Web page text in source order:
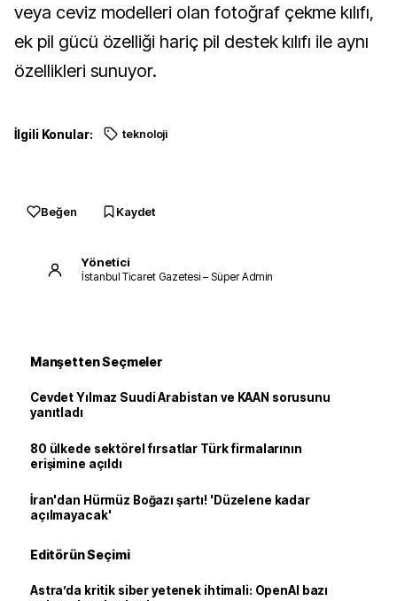
veya ceviz modelleri olan fotoğraf çekme kılıfı,
ek pil gücü özelliği hariç pil destek kılıfı ile aynı
özellikleri sunuyor.
İlgili Konular: teknoloji
Beğen Kaydet
Yönetici
İstanbul Ticaret Gazetesi – Süper Admin
Manşetten Seçmeler
Cevdet Yılmaz Suudi Arabistan ve KAAN sorusunu
yanıtladı
80 ülkede sektörel fırsatlar Türk firmalarının
erişimine açıldı
İran'dan Hürmüz Boğazı şartı! 'Düzelene kadar
açılmayacak'
Editörün Seçimi
Astra’da kritik siber yetenek ihtimali: OpenAI bazı